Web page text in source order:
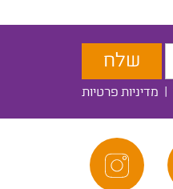
| מדיניות פרטיות